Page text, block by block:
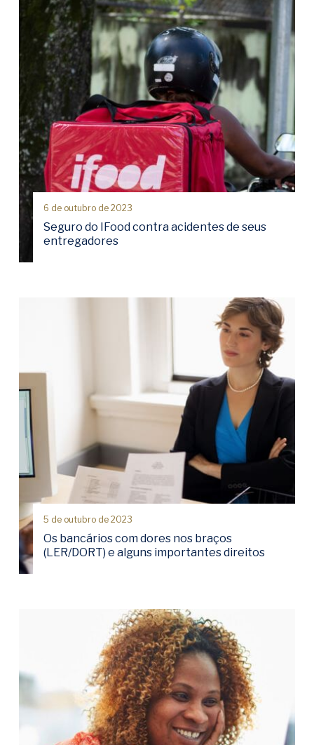
6 de outubro de 2023
Seguro do IFood contra acidentes de seus
entregadores
5 de outubro de 2023
Os bancários com dores nos braços
(LER/DORT) e alguns importantes direitos